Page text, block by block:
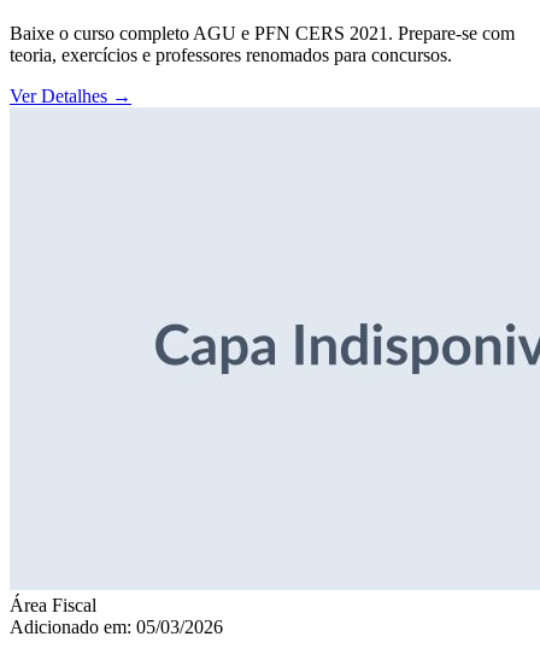
Baixe o curso completo AGU e PFN CERS 2021. Prepare-se com
teoria, exercícios e professores renomados para concursos.
Ver Detalhes →
Área Fiscal
Adicionado em: 05/03/2026